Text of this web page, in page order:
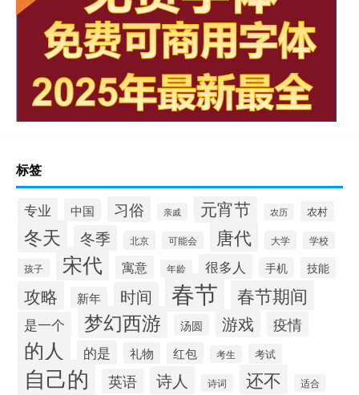
标签
专业 中国 习俗 亲戚 元宵节 农历 农村
冬天 冬季 北京 可能会 唐代 大学 学校
孩子 宋代 寓意 年龄 很多人 手机 技能
攻略 新年 时间 春节 春节期间
是一个 梦幻西游 汤圆 游戏 疫情
的人 的是 礼物 红包 考生 考试
自己的 英语 诗人 诗词 还不 适合